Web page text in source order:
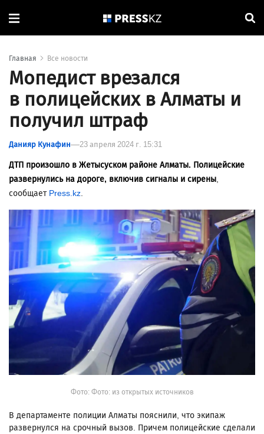
Главная Все новости
Мопедист врезался
в полицейских в Алматы и
получил штраф
Данияр Кунафин 23 апреля 2024 г. 15:31
ДТП произошло в Жетысуском районе Алматы. Полицейские
развернулись на дороге, включив сигналы и сирены,
сообщает Press.kz.
Фото: Фото: из открытых источников
В департаменте полиции Алматы пояснили, что экипаж
развернулся на срочный вызов. Причем полицейские сделали